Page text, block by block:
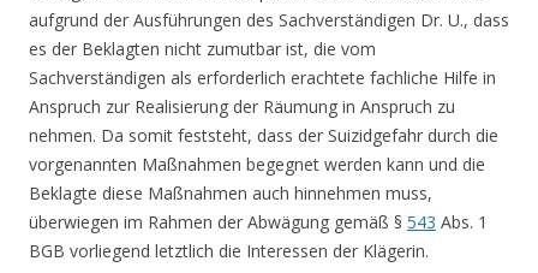
aufgrund der Ausführungen des Sachverständigen Dr. U., dass
es der Beklagten nicht zumutbar ist, die vom
Sachverständigen als erforderlich erachtete fachliche Hilfe in
Anspruch zur Realisierung der Räumung in Anspruch zu
nehmen. Da somit feststeht, dass der Suizidgefahr durch die
vorgenannten Maßnahmen begegnet werden kann und die
Beklagte diese Maßnahmen auch hinnehmen muss,
überwiegen im Rahmen der Abwägung gemäß § 543 Abs. 1
BGB vorliegend letztlich die Interessen der Klägerin.